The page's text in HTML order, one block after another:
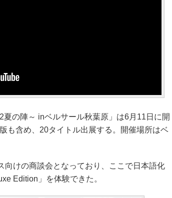
の陣～ inベルサール秋葉原」は6月11日に開
も含め、20タイトル出展する。開催場所はベ
けの商談会となっており、ここで日本語化
Edition」を体験できた。